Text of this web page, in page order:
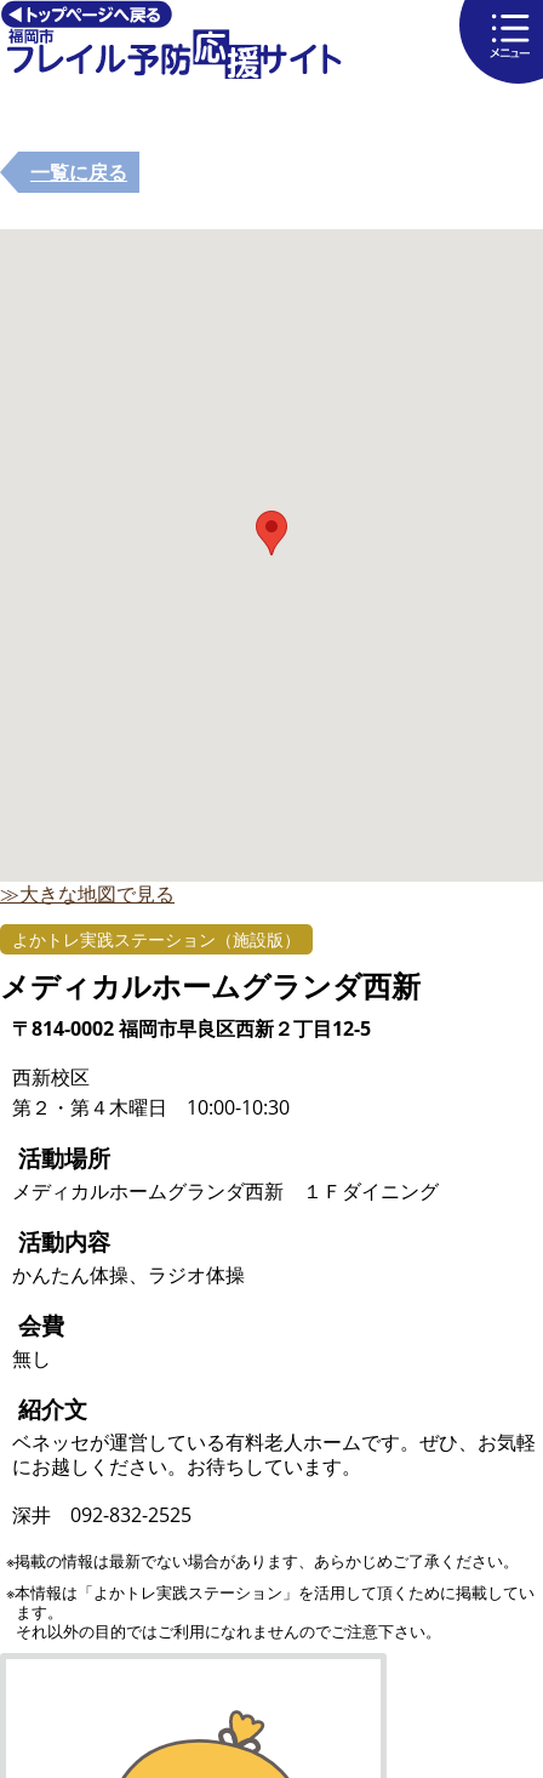
一覧に戻る
≫大きな地図で見る
よかトレ実践ステーション（施設版）
メディカルホームグランダ西新
〒814-0002 福岡市早良区西新２丁目12-5
西新校区
第２・第４木曜日 10:00-10:30
活動場所
メディカルホームグランダ西新 １Ｆダイニング
活動内容
かんたん体操、ラジオ体操
会費
無し
紹介文
ベネッセが運営している有料老人ホームです。ぜひ、お気軽
にお越しください。お待ちしています。
深井 092-832-2525
※掲載の情報は最新でない場合があります、あらかじめご了承ください。
※本情報は「よかトレ実践ステーション」を活用して頂くために掲載してい
ます。
それ以外の目的ではご利用になれませんのでご注意下さい。